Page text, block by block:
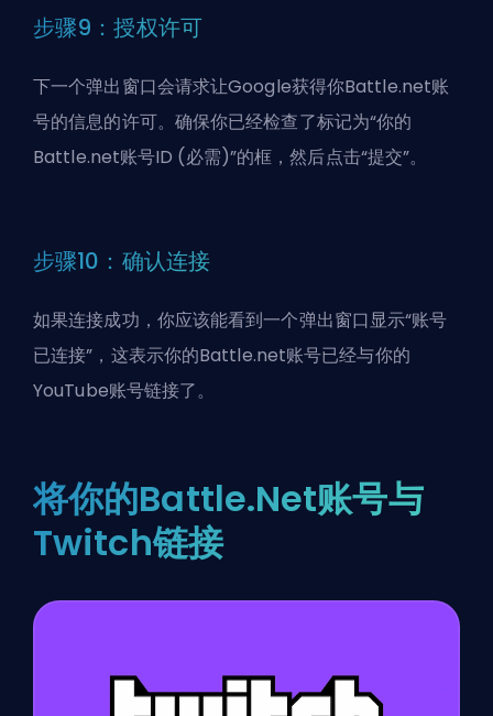
步骤9：授权许可
下一个弹出窗口会请求让Google获得你Battle.net账
号的信息的许可。确保你已经检查了标记为“你的
Battle.net账号ID (必需)”的框，然后点击“提交”。
步骤10：确认连接
如果连接成功，你应该能看到一个弹出窗口显示“账号
已连接”，这表示你的Battle.net账号已经与你的
YouTube账号链接了。
将你的Battle.Net账号与
Twitch链接